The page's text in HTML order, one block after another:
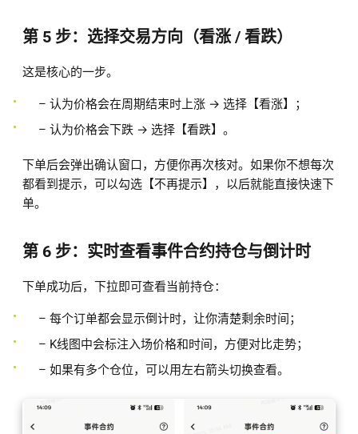
第 5 步：选择交易方向（看涨 / 看跌）
这是核心的一步。
– 认为价格会在周期结束时上涨 → 选择【看涨】；
– 认为价格会下跌 → 选择【看跌】。
下单后会弹出确认窗口，方便你再次核对。如果你不想每次
都看到提示，可以勾选【不再提示】，以后就能直接快速下
单。
第 6 步：实时查看事件合约持仓与倒计时
下单成功后，下拉即可查看当前持仓：
– 每个订单都会显示倒计时，让你清楚剩余时间；
– K线图中会标注入场价格和时间，方便对比走势；
– 如果有多个仓位，可以用左右箭头切换查看。